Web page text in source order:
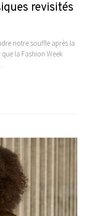
revisités
notre souffle après la
la Fashion Week